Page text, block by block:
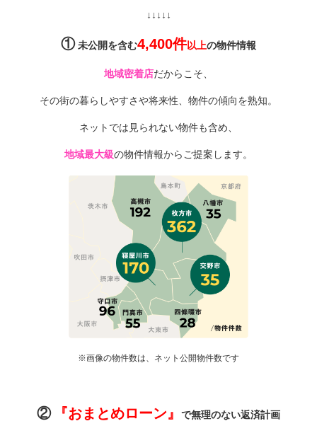
↓↓↓↓↓
①未公開を含む4,400件以上の物件情報
地域密着店だからこそ、
その街の暮らしやすさや将来性、物件の傾向を熟知。
ネットでは見られない物件も含め、
地域最大級の物件情報からご提案します。
※画像の物件数は、ネット公開物件数です
② 『おまとめローン』 で無理のない返済計画